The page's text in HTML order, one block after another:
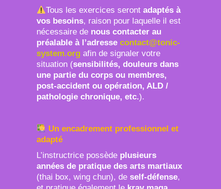
Tous les exercices serontadaptés à
vos besoins, raison pour laquelle il est
nécessaire de nous contacter au
préalable à l’adresse contact@tonic-
system.org afin de signaler votre
situation (sensibilités, douleurs dans
une partie du corps ou membres,
post-accident ou opération, ALD /
pathologie chronique, etc.).
Un encadrement professionnel et
adapté
L’instructrice possède plusieurs
années de pratique des arts martiaux
(thai box, wing chun), de self-défense,